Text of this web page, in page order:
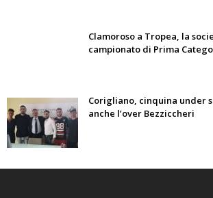
Clamoroso a Tropea, la
campionato di Prima
Corigliano, cinquina under
anche l’over Bezziccheri